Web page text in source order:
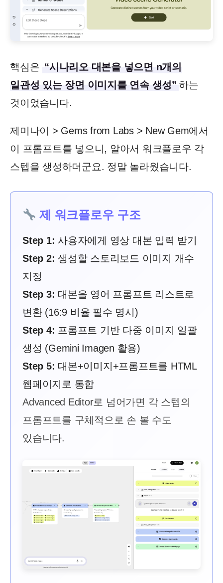
핵심은 “시나리오 대본을 넣으면 n개의
일관성 있는 장면 이미지를 연속 생성” 하는
것이었습니다.
제미나이 > Gems from Labs > New Gem에서
이 프롬프트를 넣으니, 알아서 워크플로우 각
스텝을 생성하더군요. 정말 놀라웠습니다.
제 워크플로우 구조
Step 1: 사용자에게 영상 대본 입력 받기
Step 2: 생성할 스토리보드 이미지 개수
지정
Step 3: 대본을 영어 프롬프트 리스트로
변환 (16:9 비율 필수 명시)
Step 4: 프롬프트 기반 다중 이미지 일괄
생성 (Gemini Imagen 활용)
Step 5: 대본+이미지+프롬프트를 HTML
웹페이지로 통합
Advanced Editor로 넘어가면 각 스텝의
프롬프트를 구체적으로 손 볼 수도
있습니다.